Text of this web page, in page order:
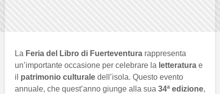
La Feria del Libro di Fuerteventura rappresenta
un’importante occasione per celebrare la letteratura e
il patrimonio culturale dell’isola. Questo evento
annuale, che quest’anno giunge alla sua 34ª edizione,